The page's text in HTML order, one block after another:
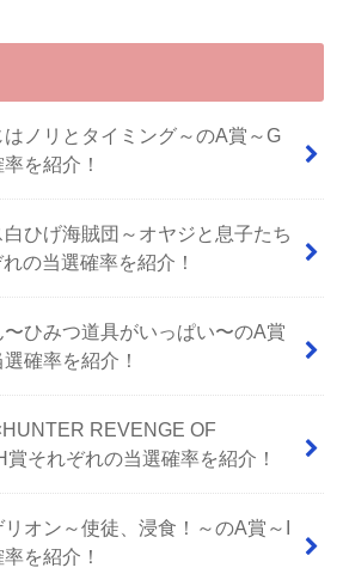
ノリとタイミング～のA賞～G
を紹介！
ひげ海賊団～オヤジと息子たち
の当選確率を紹介！
ひみつ道具がいっぱい〜のA賞
確率を紹介！
REVENGE OF
それぞれの当選確率を紹介！
オン～使徒、浸食！～のA賞～I
を紹介！